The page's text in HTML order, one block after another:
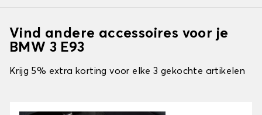
Vind andere accessoires voor je
BMW 3 E93
Krijg 5% extra korting voor elke 3 gekochte artikelen